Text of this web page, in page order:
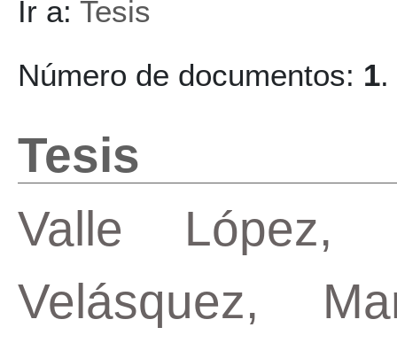
Ir a: Tesis
Número de documentos: 1.
Tesis
Valle López,
Velásquez,